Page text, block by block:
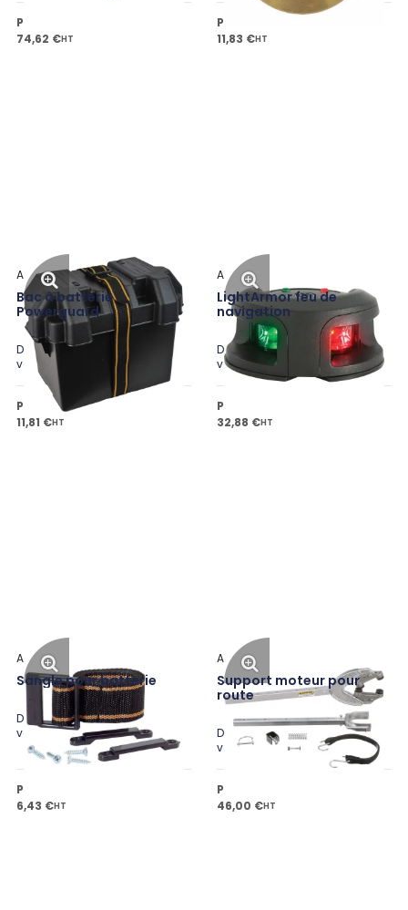
Prix public à partir de
74,62 €HT
Prix public à partir de
11,83 €HT
Bac à batterie
Powerguard
Attwood
Disponible en plusieurs
variantes
Prix public à partir de
11,81 €HT
LightArmor feu de
navigation
Attwood
Disponible en plusieurs
variantes
Prix public à partir de
32,88 €HT
Sangle pour batterie
Attwood
Disponible en plusieurs
variantes
Prix public à partir de
6,43 €HT
Support moteur pour
route
Attwood
Disponible en plusieurs
variantes
Prix public à partir de
46,00 €HT